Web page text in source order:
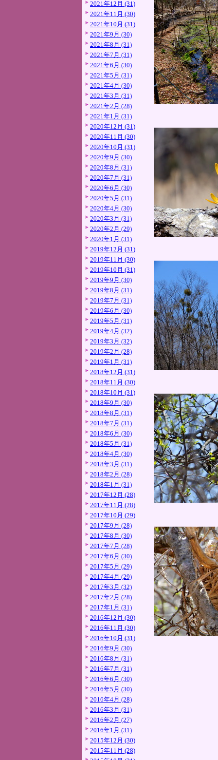
2021年12月 (31)
2021年11月 (30)
2021年10月 (31)
2021年9月 (30)
2021年8月 (31)
2021年7月 (31)
2021年6月 (30)
2021年5月 (31)
2021年4月 (30)
2021年3月 (31)
2021年2月 (28)
2021年1月 (31)
2020年12月 (31)
2020年11月 (30)
2020年10月 (31)
2020年9月 (30)
2020年8月 (31)
2020年7月 (31)
2020年6月 (30)
2020年5月 (31)
2020年4月 (30)
2020年3月 (31)
2020年2月 (29)
2020年1月 (31)
2019年12月 (31)
2019年11月 (30)
2019年10月 (31)
2019年9月 (30)
2019年8月 (31)
2019年7月 (31)
2019年6月 (30)
2019年5月 (31)
2019年4月 (32)
2019年3月 (32)
2019年2月 (28)
2019年1月 (31)
2018年12月 (31)
2018年11月 (30)
2018年10月 (31)
2018年9月 (30)
2018年8月 (31)
2018年7月 (31)
2018年6月 (30)
2018年5月 (31)
2018年4月 (30)
2018年3月 (31)
2018年2月 (28)
2018年1月 (31)
2017年12月 (28)
2017年11月 (28)
2017年10月 (29)
2017年9月 (28)
2017年8月 (30)
2017年7月 (28)
2017年6月 (30)
2017年5月 (29)
2017年4月 (29)
2017年3月 (32)
2017年2月 (28)
2017年1月 (31)
2016年12月 (30)
2016年11月 (30)
2016年10月 (31)
2016年9月 (30)
2016年8月 (31)
2016年7月 (31)
2016年6月 (30)
2016年5月 (30)
2016年4月 (28)
2016年3月 (31)
2016年2月 (27)
2016年1月 (31)
2015年12月 (30)
2015年11月 (28)